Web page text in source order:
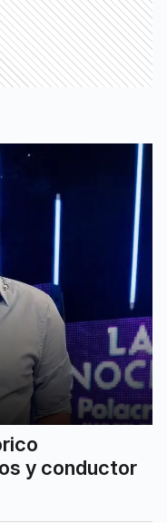
y conductor